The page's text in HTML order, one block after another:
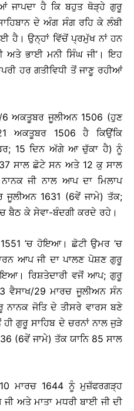
ਜਾਪਦਾ ਹੈ ਕਿ ਬਹੁਤ ਥੋੜ੍ਹੇ ਗੁਰੂ
ਦੇ ਅੰਗ ਸੰਗ ਰਹਿ ਕੇ ਲੰਬੀ
ਹੈ। ਉਨ੍ਹਾਂ ਵਿੱਚੋਂ ਪ੍ਰਮੁੱਖ ਨਾਂ ਹਨ
ਅਤੇ ਭਾਈ ਮਨੀ ਸਿੰਘ ਜੀ’। ਇਹ
ਹਰ ਗਤੀਵਿਧੀ ਤੋਂ ਜਾਣੂ ਰਹੀਆਂ
6 ਅਕਤੂਬਰ ਜੂਲੀਅਨ 1506 (ਹੁਣ
ਅਕਤੂਬਰ 1506 ਹੈ ਕਿਉਂਕਿ
15 ਦਿਨ ਅੱਗੇ ਆ ਚੁੱਕਾ ਹੈ) ਨੂੰ
ਸਾਲ ਛੋਟੇ ਸਨ ਅਤੇ 12 ਕੁ ਸਾਲ
ਜੀ ਨਾਲ ਆਪ ਦਾ ਮਿਲਾਪ
1631 (6ਵੇਂ ਜਾਮੇ) ਤੱਕ;
ਬੈਠ ਕੇ ਸੇਵਾ-ਬੰਦਗੀ ਕਰਦੇ ਰਹੇ।
’ਚ ਹੋਇਆ। ਛੋਟੀ ਉਮਰ ’ਚ
ਆਪ ਜੀ ਦਾ ਪਾਲਣ ਪੋਸ਼ਣ ਗੁਰੂ
ਰਿਸ਼ਤੇਦਾਰੀ ਵਜੋਂ ਆਪ; ਗੁਰੂ
ਵੈਸਾਖ/29 ਮਾਰਚ ਜੂਲੀਅਨ ਸੰਨ
ਨਾਨਕ ਜੋਤਿ ਦੇ ਤੀਸਰੇ ਵਾਰਸ ਬਣੇ
ਗੁਰੂ ਸਾਹਿਬ ਦੇ ਚਰਨਾਂ ਨਾਲ ਜੁੜੇ
(6ਵੇਂ ਜਾਮੇ) ਤੱਕ ਯਾਨਿ 85 ਸਾਲ
ਮਾਰਚ 1644 ਨੂੰ ਮੁਜ਼ੱਫਰਗੜ੍ਹ
ਜੀ ਅਤੇ ਮਾਤਾ ਮਧਰੀ ਬਾਈ ਜੀ ਦੀ